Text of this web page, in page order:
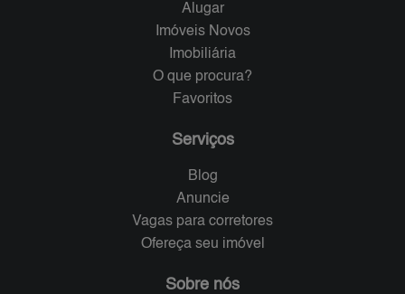
Alugar
Imóveis Novos
Imobiliária
O que procura?
Favoritos
Serviços
Blog
Anuncie
Vagas para corretores
Ofereça seu imóvel
Sobre nós